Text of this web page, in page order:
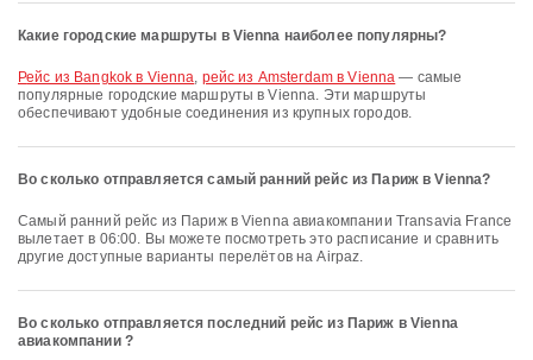
Какие городские маршруты в Vienna наиболее популярны?
рейс из Bangkok в Vienna, рейс из Amsterdam в Vienna — самые
популярные городские маршруты в Vienna. Эти маршруты
обеспечивают удобные соединения из крупных городов.
Во сколько отправляется самый ранний рейс из Париж в Vienna?
Самый ранний рейс из Париж в Vienna авиакомпании Transavia France
вылетает в 06:00. Вы можете посмотреть это расписание и сравнить
другие доступные варианты перелётов на Airpaz.
Во сколько отправляется последний рейс из Париж в Vienna
авиакомпании ?